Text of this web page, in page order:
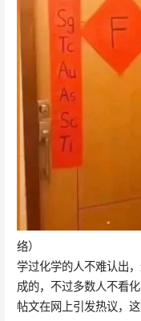
络）
学过化学的人不难认出
成的，不过多数人不看
帖文在网上引发热议，